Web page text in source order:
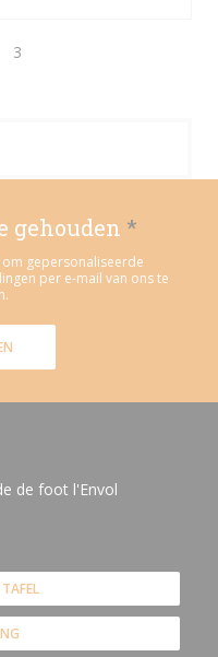
3
gehouden *
gepersonaliseerde
per e-mail van ons te
de foot l'Envol
TAFEL